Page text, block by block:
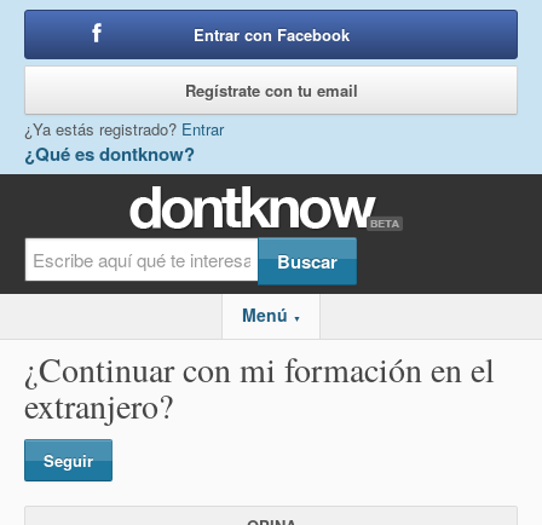
¿Qué es dontknow?
Entrar con Facebook
Regístrate con tu email
¿Ya estás registrado? Entrar
Menú ▼
¿Continuar con mi formación en el
extranjero?
Seguir